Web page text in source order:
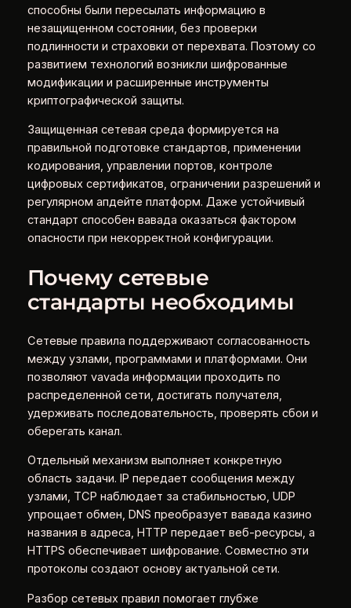
способны были пересылать информацию в
незащищенном состоянии, без проверки
подлинности и страховки от перехвата. Поэтому со
развитием технологий возникли шифрованные
модификации и расширенные инструменты
криптографической защиты.
Защищенная сетевая среда формируется на
правильной подготовке стандартов, применении
кодирования, управлении портов, контроле
цифровых сертификатов, ограничении разрешений и
регулярном апдейте платформ. Даже устойчивый
стандарт способен вавада оказаться фактором
опасности при некорректной конфигурации.
Почему сетевые
стандарты необходимы
Сетевые правила поддерживают согласованность
между узлами, программами и платформами. Они
позволяют vavada информации проходить по
распределенной сети, достигать получателя,
удерживать последовательность, проверять сбои и
оберегать канал.
Отдельный механизм выполняет конкретную
область задачи. IP передает сообщения между
узлами, TCP наблюдает за стабильностью, UDP
упрощает обмен, DNS преобразует вавада казино
названия в адреса, HTTP передает веб-ресурсы, а
HTTPS обеспечивает шифрование. Совместно эти
протоколы создают основу актуальной сети.
Разбор сетевых правил помогает глубже